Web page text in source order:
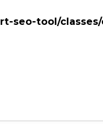
seo-tool/classes/